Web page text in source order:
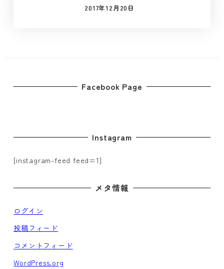
投稿日
2017年12月20日
Facebook Page
Instagram
[instagram-feed feed=1]
メタ情報
ログイン
投稿フィード
コメントフィード
WordPress.org